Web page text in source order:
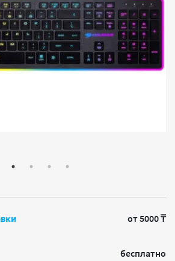
от 5000 ₸
бесплатно